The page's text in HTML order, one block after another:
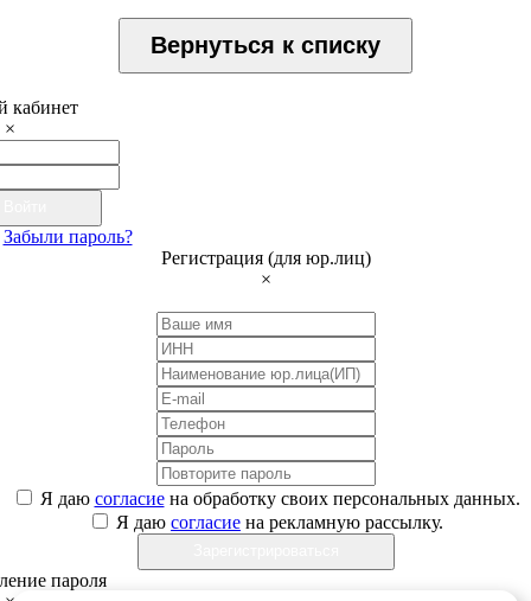
Вернуться к списку
кабинет
×
Забыли пароль?
Регистрация (для юр.лиц)
×
Я даю согласиена обработку своих персональных данных.
Я даю согласие на рекламную рассылку.
пароля